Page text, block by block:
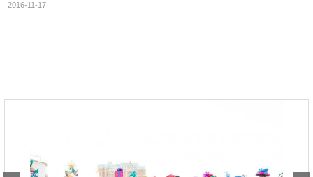
2016-11-17